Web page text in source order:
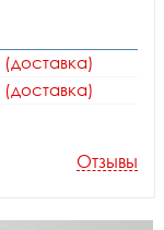
(доставка)
(доставка)
Отзывы